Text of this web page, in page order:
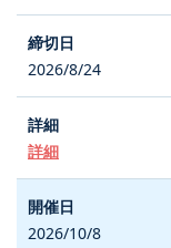
2026/8/24
詳細
2026/10/8